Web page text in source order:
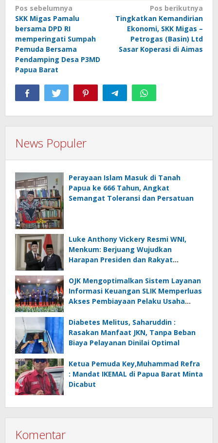
Navigasi
pos
Pos sebelumnya
SKK Migas Pamalu
bersama DPD RI
memperingati Sumpah
Pemuda Bersama
Pendamping Desa P3MD
Papua Barat
Pos berikutnya
Tingkatkan Kemandirian
Ekonomi, SKK Migas –
Petrogas (Basin) Ltd
Sasar Koperasi di Aimas
News Populer
Perayaan Islam Masuk di Tanah
Papua ke 666 Tahun, Angkat
Semangat Toleransi dan Persatuan
Luke Anthony Vickery Resmi WNI,
Menkum: Berjuang Wujudkan
Harapan Presiden dan Rakyat
OJK Mengoptimalkan Sistem Layanan
Informasi Keuangan SLIK Memperluas
Akses Pembiayaan Pelaku Usaha
Diabetes Melitus, Saharuddin :
Rasakan Manfaat JKN, Tanpa Beban
Biaya Pelayanan Dinilai Optimal
Ketua Pemuda Key,Muhammad Refra
: Mandat IKEMAL di Papua Barat Minta
Dicabut
Komentar